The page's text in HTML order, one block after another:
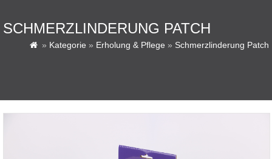
SCHMERZLINDERUNG PATCH
 » Kategorie » Erholung & Pflege » Schmerzlinderung Patch